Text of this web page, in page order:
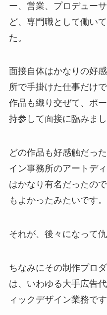
ー、営業、プロデュー
ど、専門職として働い
た。
面接自体はかなりの好
所で手掛けた仕事だけ
作品も織り交ぜて、ポ
持参して面接に臨みまし
どの作品も好感触だっ
イン事務所のアートデ
はかなり有名だったの
もよかったみたいです。
それが、後々になって
ちなみにその制作プロ
は、いわゆる大手広告
ィックデザイン業務です